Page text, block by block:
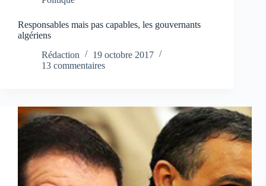
Responsables mais pas capables, les gouvernants
algériens
Rédaction
19 octobre 2017
13 commentaires